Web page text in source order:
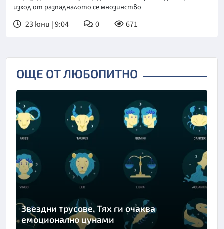
изход от разпадналото се мнозинство
23 юни | 9:04 0 671
ОЩЕ ОТ ЛЮБОПИТНО
Звездни трусове. Тях ги очаква
емоционално цунами